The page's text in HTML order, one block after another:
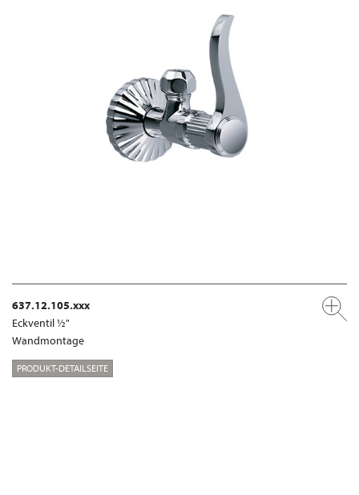
637.12.105.xxx
Eckventil ½"
Wandmontage
PRODUKT-DETAILSEITE